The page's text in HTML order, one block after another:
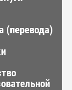
(перевода)